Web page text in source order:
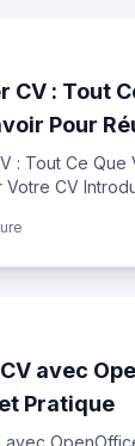
CV : Tout
Pour
: Tout Ce Que
Votre CV
consacr
avec
Pratique
avec